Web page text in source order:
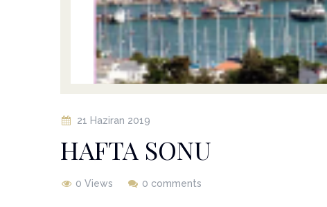
21 Haziran 2019
HAFTA SONU
0 Views 0 comments